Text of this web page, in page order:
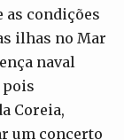
condições
ilhas no Mar
naval
pois
Coreia,
um concerto